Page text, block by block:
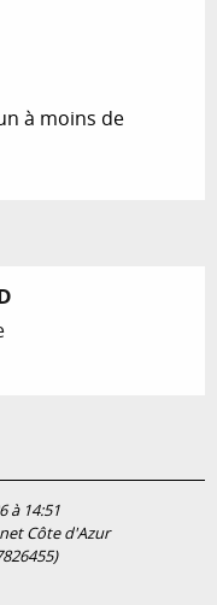
à moins de
à 14:51
Côte d'Azur
)